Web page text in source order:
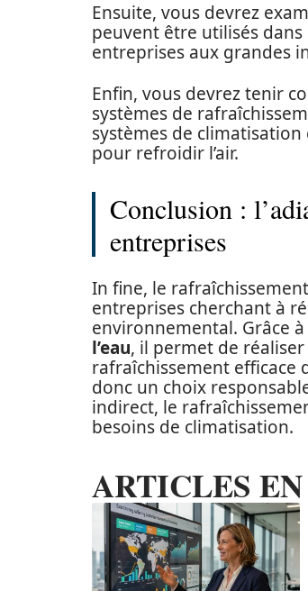
Ensuite, vous devrez
peuvent être utilisés
entreprises aux grandes
Enfin, vous devrez tenir
systèmes de
systèmes de
pour refroidir l’air.
Conclusion :
entreprises
In fine, le
entreprises cherchant à
environnemental. Grâce
l’eau, il permet de
rafraîchissement efficace
donc un choix
indirect, le
besoins de climatisation.
ARTICLES